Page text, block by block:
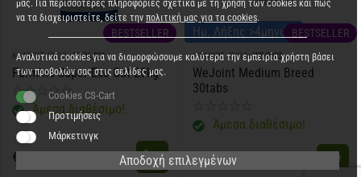
BESTSELLER
ΚΩΔΙΚΟΣ (SKU): 22.06.001
Farmina Super Eco Cat 20kg
Άμεσα διαθέσιμο!
€38,50
Ημ. Λήξης >4μηνώνBESTSELLER
ΚΩΔΙΚΟΣ (SKU): WE-0003
WeJoint Medium Breed
30tabs
Άμεσα διαθέσιμο!
€20,50
μας. Για περισσότερες πληροφορίες σχετικά με τη χρήση των cookies και πώς
να τα διαχειριστείτε, δείτε την πολιτική μας για τα cookies.
Αναλυτικά cookies για να διαμορφώσουμε καλύτερα την εμπειρία χρήστη βάσει
των προβολών σας στις σελίδες μας.
Cookies CS-Cart
Προτιμήσεις
Μάρκετινγκ
Αποδοχή επιλεγμένων